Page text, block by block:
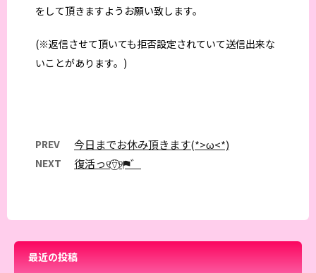
をして頂きますようお願い致します。
(※返信させて頂いても拒否設定されていて送信出来な
いことがあります。)
PREV 今日までお休み頂きます(*>ω<*)
NEXT 復活っ୧⍢⃝୨⚑゛
最近の投稿